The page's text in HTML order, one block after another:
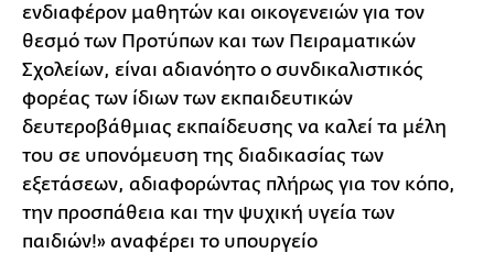
ενδιαφέρον μαθητών και οικογενειών για τον
θεσμό των Προτύπων και των Πειραματικών
Σχολείων, είναι αδιανόητο ο συνδικαλιστικός
φορέας των ίδιων των εκπαιδευτικών
δευτεροβάθμιας εκπαίδευσης να καλεί τα μέλη
του σε υπονόμευση της διαδικασίας των
εξετάσεων, αδιαφορώντας πλήρως για τον κόπο,
την προσπάθεια και την ψυχική υγεία των
παιδιών!» αναφέρει το υπουργείο